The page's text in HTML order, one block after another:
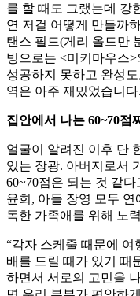
를 할 때도 그랬는데 강
연 저걸 어떻게 만들까
탠스 필드(게리 올드만
빙으로는 <미키마우스>
성공하지 못하고 완성
역은 아주 재밌었습니다
집안에서 나는 60~70점
얼굴이 알려진 이후 단
있는 장광. 아버지로서
60~70점은 되는 것 같
윤희, 아들 장영 모두
독한 가족애를 위해 노
“각자 스케줄 때문에 여
배를 드릴 때가 있기 때
하면서 서로의 고민을